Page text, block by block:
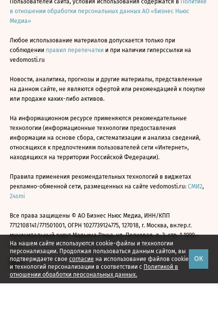
На нашем сайте используются cookie-файлы и технологии
персонализации. Продолжая пользоваться данным сайтом, вы
подтверждаете свое согласие на использование файлов cookie
и технологий персонализации в соответствии с Политикой в
отношении обработки персональных данных.
ОК
Пользователей сайта, условия использования содержатся в Политике
в отношении обработки персональных данных АО «Бизнес Ньюс
Медиа»
Любое использование материалов допускается только при
соблюдении правил перепечатки и при наличии гиперссылки на
vedomosti.ru
Новости, аналитика, прогнозы и другие материалы, представленные
на данном сайте, не являются офертой или рекомендацией к покупке
или продаже каких-либо активов.
На информационном ресурсе применяются рекомендательные
технологии (информационные технологии предоставления
информации на основе сбора, систематизации и анализа сведений,
относящихся к предпочтениям пользователей сети «Интернет»,
находящихся на территории Российской Федерации).
Правила применения рекомендательных технологий в виджетах
рекламно-обменной сети, размещенных на сайте vedomosti.ru: СМИ2,
24smi
Все права защищены © АО Бизнес Ньюс Медиа, ИНН/КПП
7712108141/771501001, ОГРН 1027739124775, 127018, г. Москва, вн.тер.г.
муниципальный округ Марьина Роща, ул. Полковая, д. 3, стр. 1 1999—
2026